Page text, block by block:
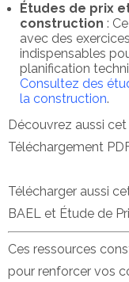
Études de prix
construction :
avec des
indispensables
planification
Consultez des
la construction.
Découvrez aussi cet
Téléchargement
Télécharger aussi
BAEL et Étude de
Ces ressources
pour renforcer vos